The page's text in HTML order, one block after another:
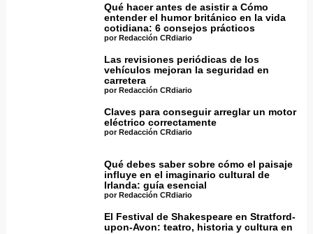
Qué hacer antes de asistir a Cómo
entender el humor británico en la vida
cotidiana: 6 consejos prácticos
por Redacción CRdiario
Las revisiones periódicas de los
vehículos mejoran la seguridad en
carretera
por Redacción CRdiario
Claves para conseguir arreglar un motor
eléctrico correctamente
por Redacción CRdiario
Qué debes saber sobre cómo el paisaje
influye en el imaginario cultural de
Irlanda: guía esencial
por Redacción CRdiario
El Festival de Shakespeare en Stratford-
upon-Avon: teatro, historia y cultura en